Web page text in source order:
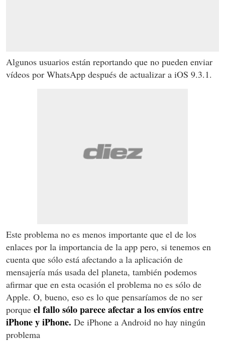
Algunos usuarios están reportando que no pueden enviar
vídeos por WhatsApp después de actualizar a iOS 9.3.1.
Este problema no es menos importante que el de los
enlaces por la importancia de la app pero, si tenemos en
cuenta que sólo está afectando a la aplicación de
mensajería más usada del planeta, también podemos
afirmar que en esta ocasión el problema no es sólo de
Apple. O, bueno, eso es lo que pensaríamos de no ser
porque el fallo sólo parece afectar a los envíos entre
iPhone y iPhone. De iPhone a Android no hay ningún
problema